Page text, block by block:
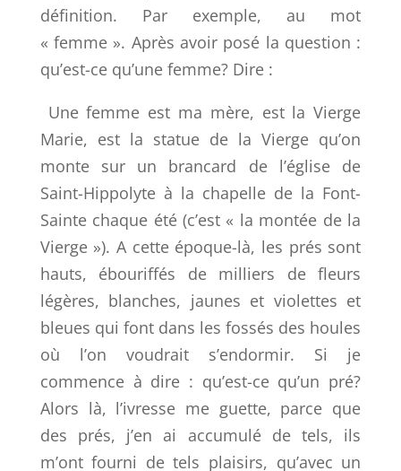
définition. Par exemple, au mot
« femme ». Après avoir posé la question :
qu’est-ce qu’une femme? Dire :
Une femme est ma mère, est la Vierge
Marie, est la statue de la Vierge qu’on
monte sur un brancard de l’église de
Saint-Hippolyte à la chapelle de la Font-
Sainte chaque été (c’est « la montée de la
Vierge »). A cette époque-là, les prés sont
hauts, ébouriffés de milliers de fleurs
légères, blanches, jaunes et violettes et
bleues qui font dans les fossés des houles
où l’on voudrait s’endormir. Si je
commence à dire : qu’est-ce qu’un pré?
Alors là, l’ivresse me guette, parce que
des prés, j’en ai accumulé de tels, ils
m’ont fourni de tels plaisirs, qu’avec un